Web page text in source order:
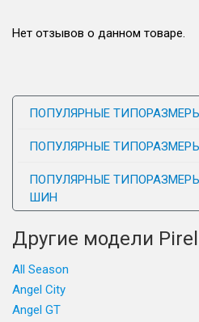
Нет отзывов о данном товаре.
ПОПУЛЯРНЫЕ
ПОПУЛЯРНЫЕ
ПОПУЛЯРНЫЕ
ШИН
Другие модели
All Season
Angel City
Angel GT